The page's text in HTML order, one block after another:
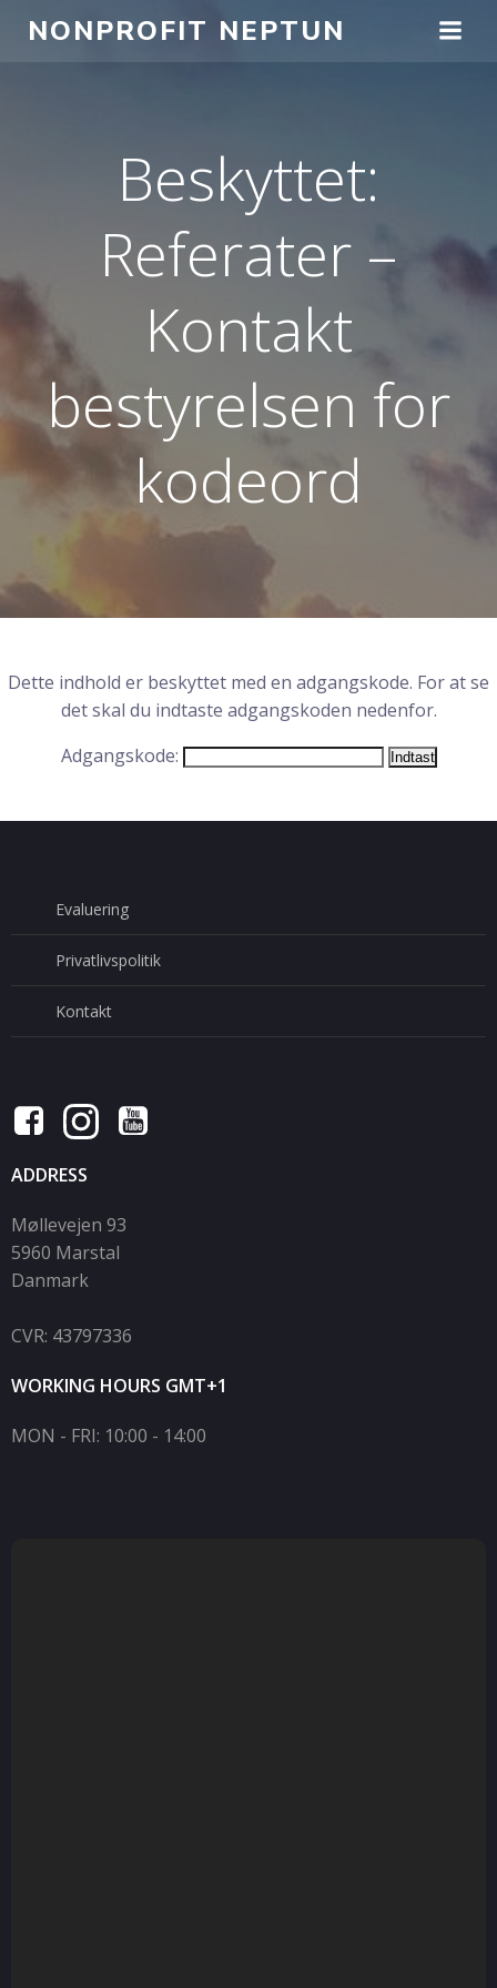
til
NONPROFIT NEPTUN
Beskyttet:
Referater –
Kontakt
bestyrelsen for
kodeord
Dette indhold er beskyttet med en adgangskode. For at se
det skal du indtaste adgangskoden nedenfor.
Adgangskode:
Evaluering
Privatlivspolitik
Kontakt
ADDRESS
Møllevejen 93
5960 Marstal
Danmark
CVR: 43797336
WORKING HOURS GMT+1
MON - FRI: 10:00 - 14:00